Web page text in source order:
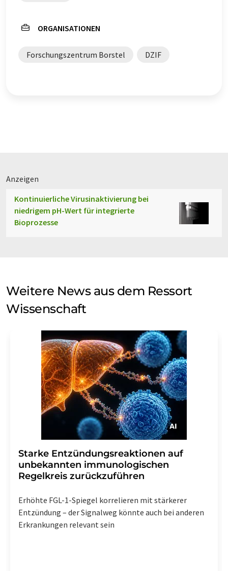
ORGANISATIONEN
Forschungszentrum Borstel DZIF
Anzeigen
Kontinuierliche Virusinaktivierung bei
niedrigem pH-Wert für integrierte
Bioprozesse
Weitere News aus dem Ressort
Wissenschaft
Starke Entzündungsreaktionen auf
unbekannten immunologischen
Regelkreis zurückzuführen
Erhöhte FGL-1-Spiegel korrelieren mit stärkerer
Entzündung – der Signalweg könnte auch bei anderen
Erkrankungen relevant sein